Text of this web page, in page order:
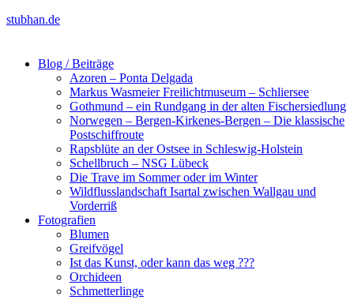
stubhan.de
Blog / Beiträge
Azoren – Ponta Delgada
Markus Wasmeier Freilichtmuseum – Schliersee
Gothmund – ein Rundgang in der alten Fischersiedlung
Norwegen – Bergen-Kirkenes-Bergen – Die klassische
Postschiffroute
Rapsblüte an der Ostsee in Schleswig-Holstein
Schellbruch – NSG Lübeck
Die Trave im Sommer oder im Winter
Wildflusslandschaft Isartal zwischen Wallgau und
Vorderriß
Fotografien
Blumen
Greifvögel
Ist das Kunst, oder kann das weg ???
Orchideen
Schmetterlinge